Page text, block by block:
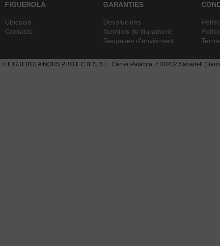
FIGUEROLA
Ubicació
Contacte
GARANTIES
Devolucions
Terminis de lliurament
Despeses d'enviament
© FIGUEROLA NOUS PROJECTES, S.L. Carrer Palanca, 7 08202 Sabadell